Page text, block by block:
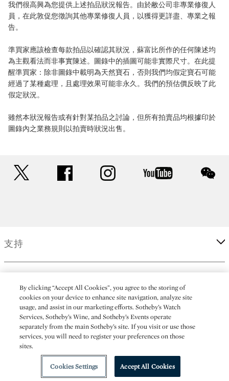
我們很高興為您提供上述拍品狀況報告。由於敝公司非專業修復人
員，在此敦促您徵詢其他專業修復人員，以獲得更詳盡、專業之報
告。
準買家應該檢查每款拍品以確認其狀況，蘇富比所作的任何陳述均
為主觀看法而非事實陳述。圖錄中的插圖可能非實際尺寸。在此提
醒準買家：除非圖錄中載明為天然寶石，否則我們均假定寶石可能
經過了某種處理，且處理效果可能非永久。我們的預估價反映了此
假定狀況。
雖然本狀況報告或有針對某拍品之討論，但所有拍賣品均根據印於
圖錄內之業務規則以拍賣時狀況出售。
facebook instagram youtube
支持
更多
(C) 2026 Sotheby's
By clicking “Accept All Cookies”, you agree to the storing of
cookies on your device to enhance site navigation, analyze site
usage, and assist in our marketing efforts. Sotheby’s Watch
Services, Sotheby’s Wine, and Sotheby’s Events operate
separately from the main Sotheby’s site. If you visit or use those
services, you will need to register your preferences on those
sites.
Cookies Settings Accept All Cookies